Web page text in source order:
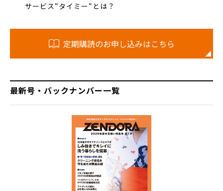
サービス“タイミー“とは？
定期購読のお申し込みはこちら
最新号・バックナンバー一覧